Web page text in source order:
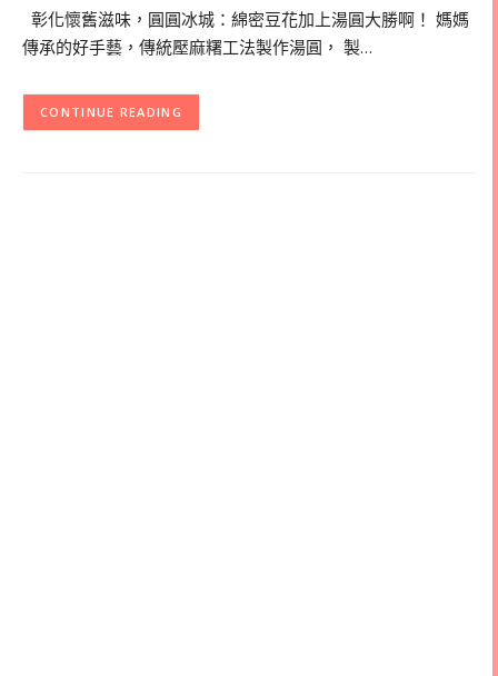
彰化懷舊滋味，圓圓冰城：綿密豆花加上湯圓大勝啊！ 媽媽
傳承的好手藝，傳統壓麻糬工法製作湯圓， 製…
CONTINUE READING